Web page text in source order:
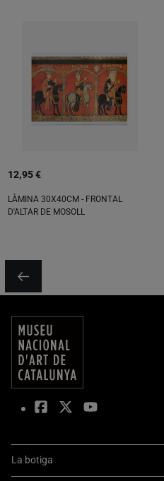
12,95 €
LÀMINA 30X40CM - FRONTAL
D'ALTAR DE MOSOLL
La botiga